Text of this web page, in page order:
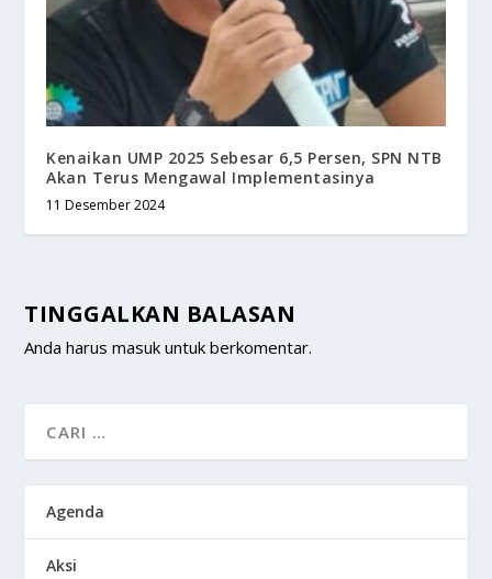
Kenaikan UMP 2025 Sebesar 6,5 Persen, SPN NTB
Akan Terus Mengawal Implementasinya
11 Desember 2024
TINGGALKAN BALASAN
Anda harusmasuk untuk berkomentar.
Agenda
Aksi